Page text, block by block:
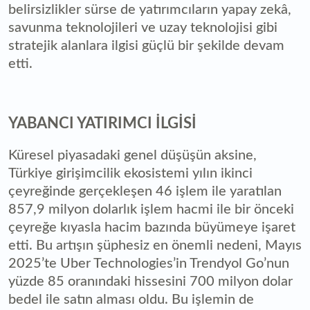
belirsizlikler sürse de yatırımcıların yapay zekâ,
savunma teknolojileri ve uzay teknolojisi gibi
stratejik alanlara ilgisi güçlü bir şekilde devam
etti.
YABANCI YATIRIMCI İLGİSİ
Küresel piyasadaki genel düşüşün aksine,
Türkiye girişimcilik ekosistemi yılın ikinci
çeyreğinde gerçekleşen 46 işlem ile yaratılan
857,9 milyon dolarlık işlem hacmi ile bir önceki
çeyreğe kıyasla hacim bazında büyümeye işaret
etti. Bu artışın şüphesiz en önemli nedeni, Mayıs
2025’te Uber Technologies’in Trendyol Go’nun
yüzde 85 oranındaki hissesini 700 milyon dolar
bedel ile satın alması oldu. Bu işlemin de